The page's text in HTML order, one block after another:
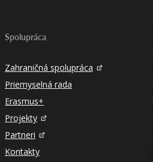
Spolupráca
Zahraničná spolupráca
Priemyselná rada
Erasmus+
Projekty
Partneri
Kontakty